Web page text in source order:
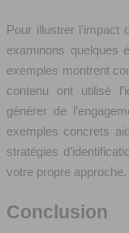
Pour illustrer l’impact
examinons quelques
exemples montrent
contenu ont utilisé
générer de
exemples concrets
stratégies
votre propre approche.
Conclusion